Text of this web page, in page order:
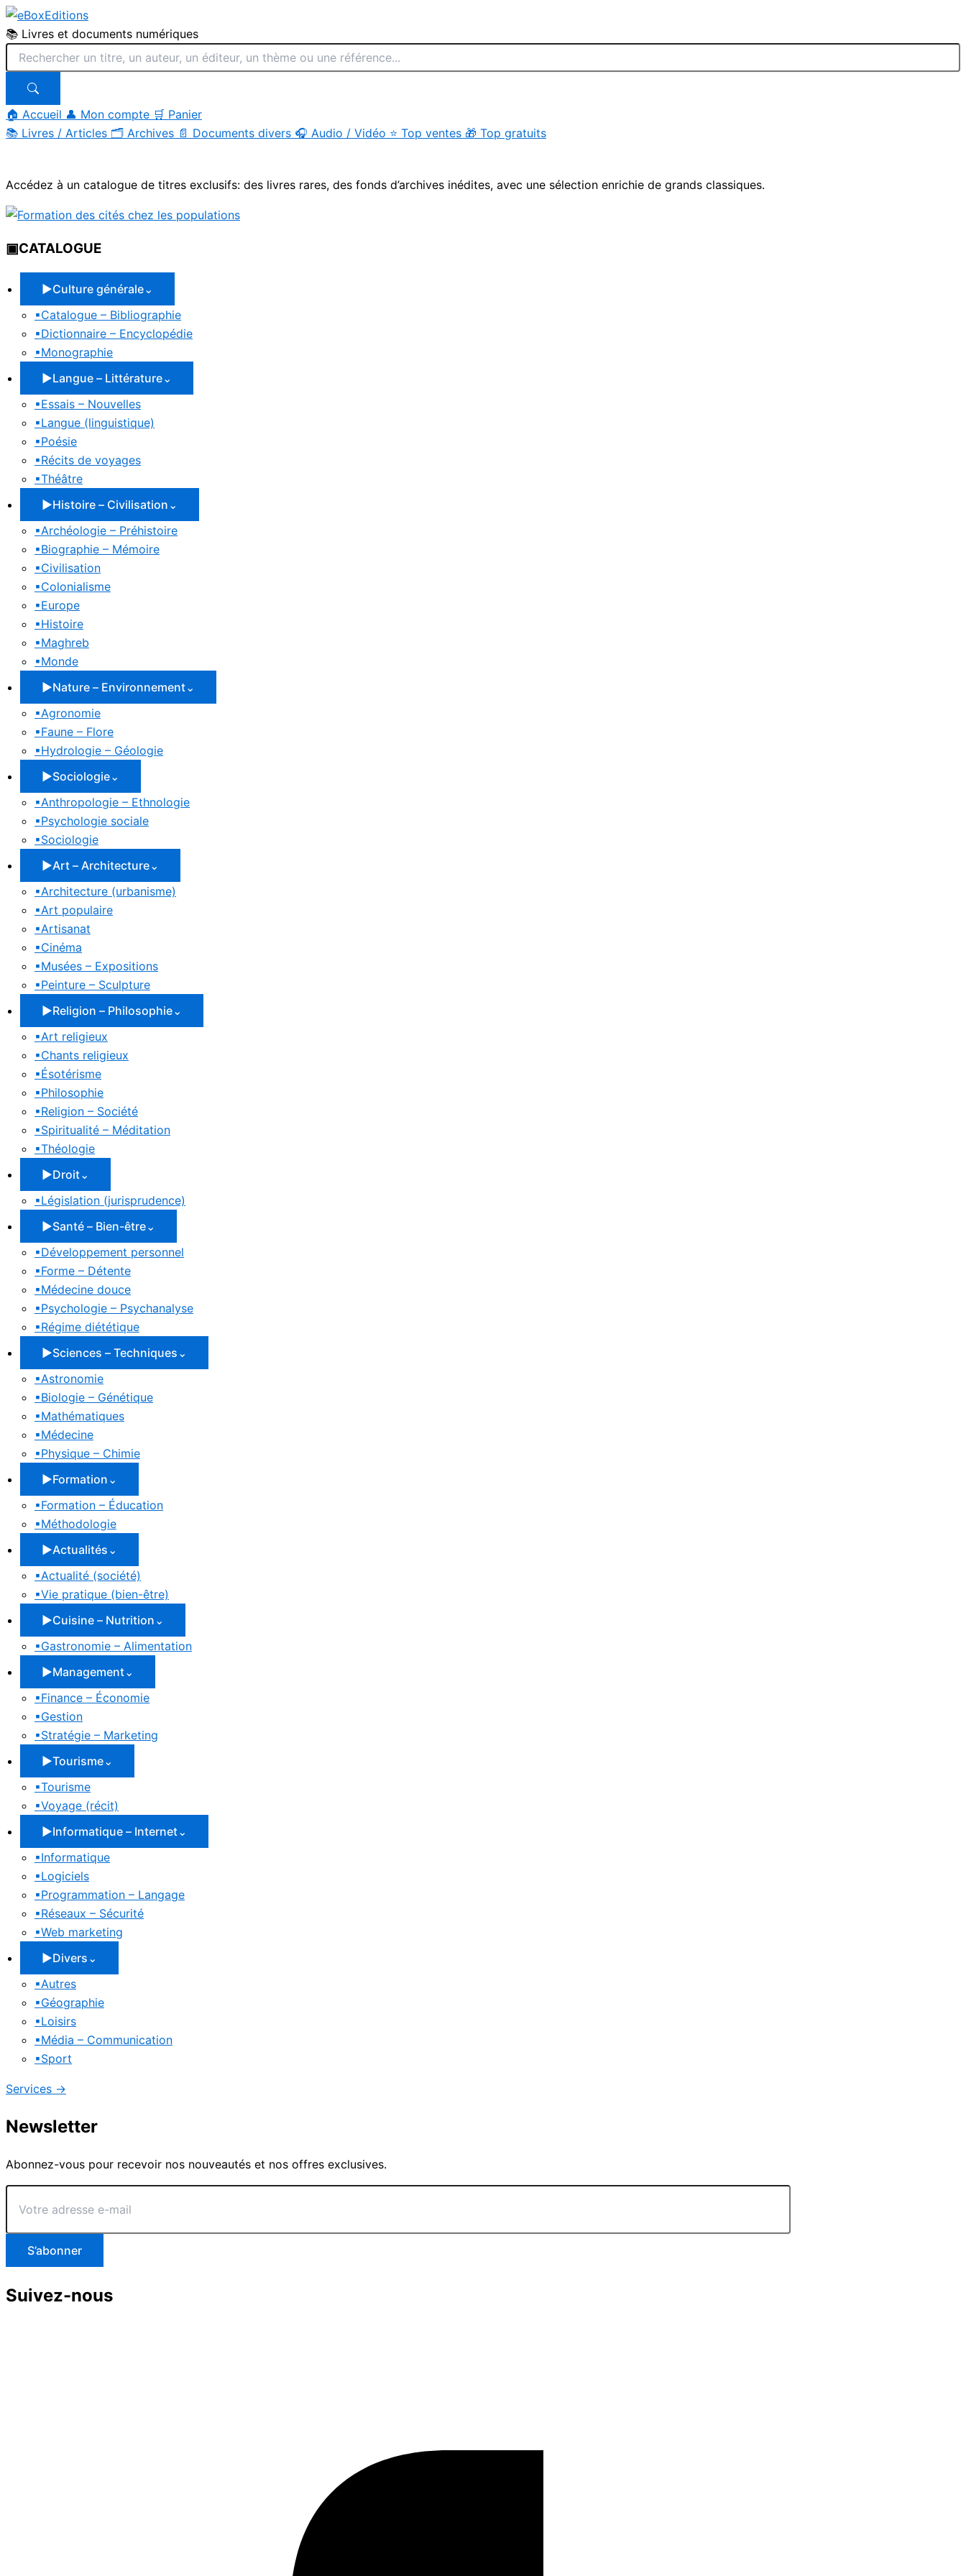
📚 Livres et documents numériques
🏠 Accueil 👤 Mon compte 🛒 Panier
📚 Livres / Articles 🗂 Archives 📄 Documents divers 🎧 Audio / Vidéo ⭐ Top ventes 🎁 Top gratuits
contenu
Accédez à un catalogue de titres exclusifs: des livres rares, des fonds d’archives inédites, avec une sélection enrichie de grands classiques.
▣CATALOGUE
▶Culture générale⌄
▪Catalogue – Bibliographie
▪Dictionnaire – Encyclopédie
▪Monographie
▶Langue – Littérature⌄
▪Essais – Nouvelles
▪Langue (linguistique)
▪Poésie
▪Récits de voyages
▪Théâtre
▶Histoire – Civilisation ⌄
▪Archéologie – Préhistoire
▪Biographie – Mémoire
▪Civilisation
▪Colonialisme
▪Europe
▪Histoire
▪Maghreb
▪Monde
▶Nature – Environnement⌄
▪Agronomie
▪Faune – Flore
▪Hydrologie – Géologie
▶Sociologie⌄
▪Anthropologie – Ethnologie
▪Psychologie sociale
▪Sociologie
▶Art – Architecture⌄
▪Architecture (urbanisme)
▪Art populaire
▪Artisanat
▪Cinéma
▪Musées – Expositions
▪Peinture – Sculpture
▶Religion – Philosophie⌄
▪Art religieux
▪Chants religieux
▪Ésotérisme
▪Philosophie
▪Religion – Société
▪Spiritualité – Méditation
▪Théologie
▶Droit⌄
▪Législation (jurisprudence)
▶Santé – Bien-être⌄
▪Développement personnel
▪Forme – Détente
▪Médecine douce
▪Psychologie – Psychanalyse
▪Régime diététique
▶Sciences – Techniques ⌄
▪Astronomie
▪Biologie – Génétique
▪Mathématiques
▪Médecine
▪Physique – Chimie
▶Formation ⌄
▪Formation – Éducation
▪Méthodologie
▶Actualités ⌄
▪Actualité (société)
▪Vie pratique (bien-être)
▶Cuisine – Nutrition ⌄
▪Gastronomie – Alimentation
▶Management⌄
▪Finance – Économie
▪Gestion
▪Stratégie – Marketing
▶Tourisme⌄
▪Tourisme
▪Voyage (récit)
▶Informatique – Internet⌄
▪Informatique
▪Logiciels
▪Programmation – Langage
▪Réseaux – Sécurité
▪Web marketing
▶Divers ⌄
▪Autres
▪Géographie
▪Loisirs
▪Média – Communication
▪Sport
Services →
Newsletter
Abonnez-vous pour recevoir nos nouveautés et nos offres exclusives.
Votre
adresse
mail
S’abonner
Suivez-nous